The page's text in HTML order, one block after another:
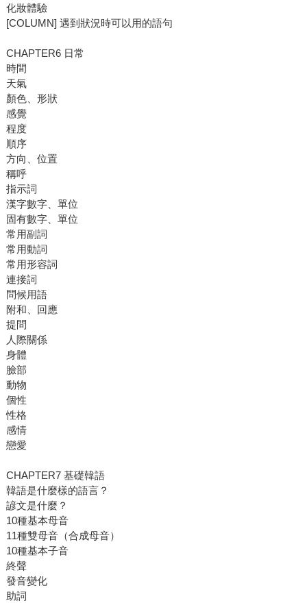
化妝體驗
[COLUMN] 遇到狀況時可以用的語句
CHAPTER6 日常
時間
天氣
顏色、形狀
感覺
程度
順序
方向、位置
稱呼
指示詞
漢字數字、單位
固有數字、單位
常用副詞
常用動詞
常用形容詞
連接詞
問候用語
附和、回應
提問
人際關係
身體
臉部
動物
個性
性格
感情
戀愛
CHAPTER7 基礎韓語
韓語是什麼樣的語言？
諺文是什麼？
10種基本母音
11種雙母音（合成母音）
10種基本子音
終聲
發音變化
助詞